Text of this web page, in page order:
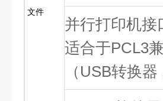
文件
并行打印机接
适合于PCL3
（USB转换器